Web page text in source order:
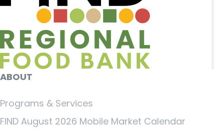
ABOUT
Programs & Services
FIND August 2026 Mobile Market Calendar